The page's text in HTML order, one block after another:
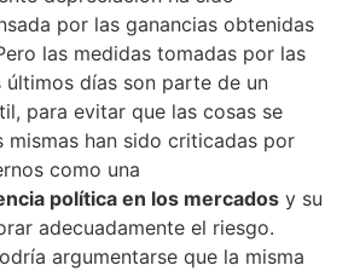
por las ganancias obtenidas
las medidas tomadas por las
días son parte de un
para evitar que las cosas se
mismas han sido criticadas por
como una
política en los mercados y su
adecuadamente el riesgo.
argumentarse que la misma